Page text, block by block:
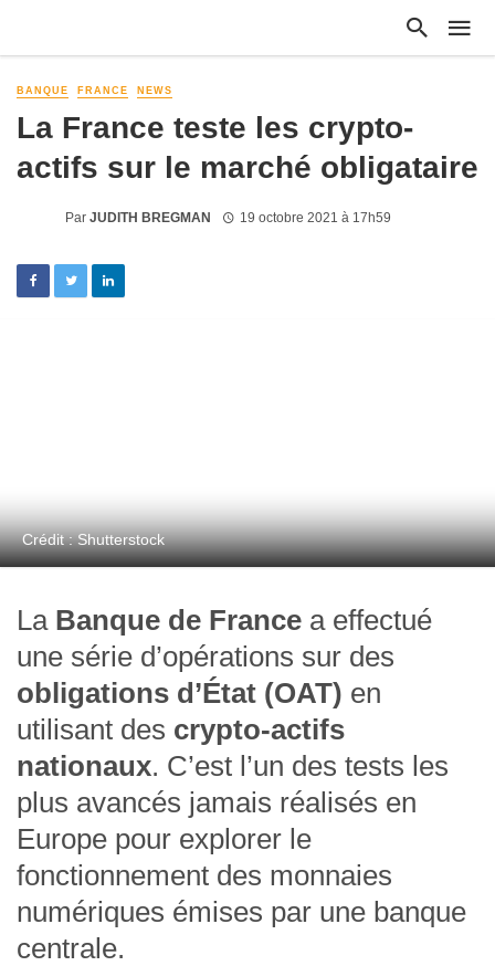
BANQUE FRANCE NEWS
La France teste les crypto-
actifs sur le marché obligataire
Par JUDITH BREGMAN 19 octobre 2021 à 17h59
Crédit : Shutterstock
La Banque de France a effectué
une série d’opérations sur des
obligations d’État (OAT) en
utilisant des crypto-actifs
nationaux. C’est l’un des tests les
plus avancés jamais réalisés en
Europe pour explorer le
fonctionnement des monnaies
numériques émises par une banque
centrale.